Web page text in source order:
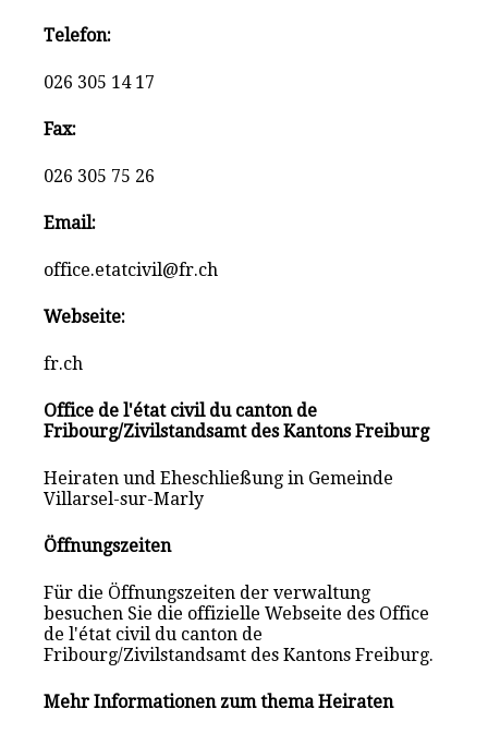
Telefon:
026 305 14 17
Fax:
026 305 75 26
Email:
office.etatcivil@fr.ch
Webseite:
fr.ch
Office de l'état civil du canton de
Fribourg/Zivilstandsamt des Kantons Freiburg
Heiraten und Eheschließung in Gemeinde
Villarsel-sur-Marly
Öffnungszeiten
Für die Öffnungszeiten der verwaltung
besuchen Sie die offizielle Webseite des Office
de l'état civil du canton de
Fribourg/Zivilstandsamt des Kantons Freiburg.
Mehr Informationen zum thema Heiraten